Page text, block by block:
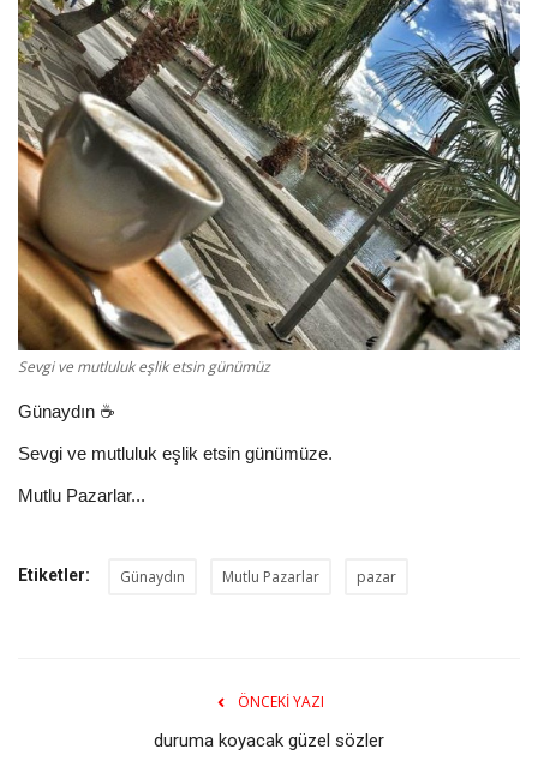
ilahi sözleri
Dini Sözler
Günaydın Mesajları
Sevgi ve mutluluk eşlik etsin günümüz
Günaydın ☕
Sevgi ve mutluluk eşlik etsin günümüze.
Mutlu Pazarlar...
Etiketler: Günaydın Mutlu Pazarlar pazar
ÖNCEKI YAZI
duruma koyacak güzel sözler